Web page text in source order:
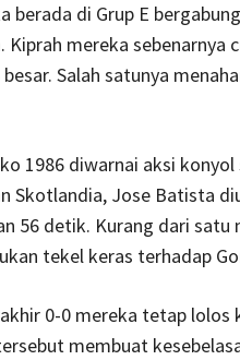
berada di Grup E
mereka sebenarnya
Salah satunya
1986 diwarnai aksi konyol
Skotlandia, Jose Batista
56 detik. Kurang dari
tekel keras terhadap
0-0 mereka tetap lolos
membuat